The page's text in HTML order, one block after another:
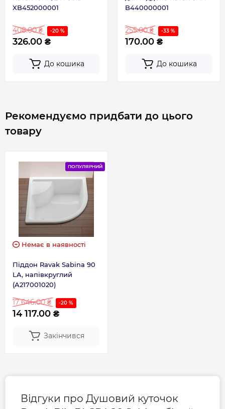
XB452000001
408.00 ₴ -20 %
326.00 ₴
До кошика
B440000001
255.00 ₴ -33 %
170.00 ₴
До кошика
Рекомендуємо придбати до цього
товару
ПОПУЛЯРНИЙ
Немає в наявності
Піддон Ravak Sabina 90
LA, напівкруглий
(A217001020)
17 646.00 ₴ -20 %
14 117.00 ₴
Закінчився
Відгуки про Душовий куточок